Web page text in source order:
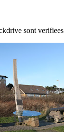
sont verifiees